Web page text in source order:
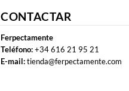
CONTACTAR
Ferpectamente
Teléfono:+34 616 21 95 21
E-mail:tienda@ferpectamente.com